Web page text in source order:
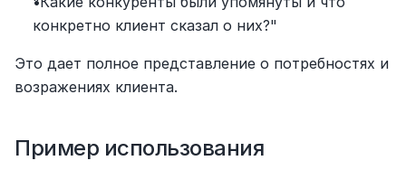
конкретно клиент сказал о них?"
Это дает полное представление о потребностях и
возражениях клиента.
Пример использования